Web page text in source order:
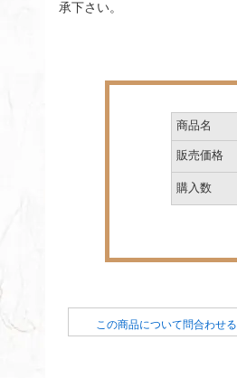
承下さい。
商品名
販売価格
購入数
この商品について問合わせる